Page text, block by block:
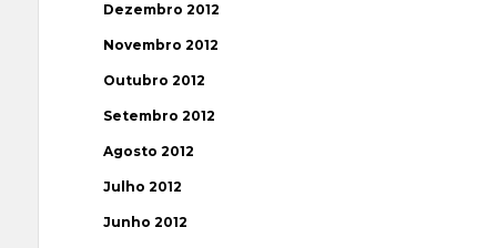
Dezembro 2012
Novembro 2012
Outubro 2012
Setembro 2012
Agosto 2012
Julho 2012
Junho 2012